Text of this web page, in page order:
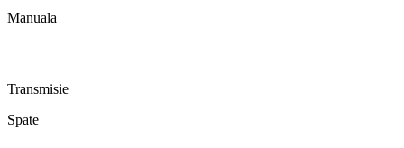
Manuala
Transmisie
Spate